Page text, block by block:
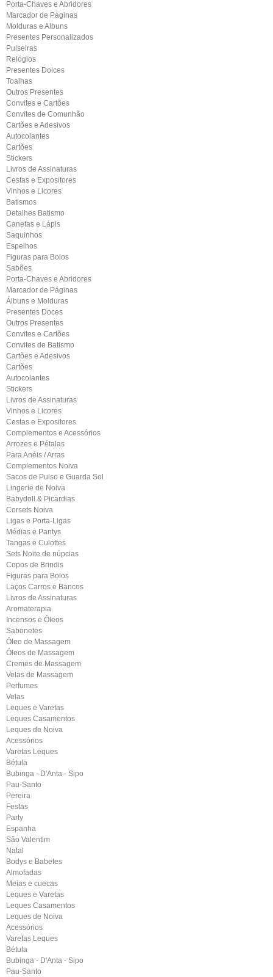
Porta-Chaves e Abridores
Marcador de Páginas
Molduras e Albuns
Presentes Personalizados
Pulseiras
Relógios
Presentes Dolces
Toalhas
Outros Presentes
Convites e Cartões
Convites de Comunhão
Cartões e Adesivos
Autocolantes
Cartões
Stickers
Livros de Assinaturas
Cestas e Expositores
Vinhos e Licores
Batismos
Detalhes Batismo
Canetas e Lápis
Saquinhos
Espelhos
Figuras para Bolos
Sabões
Porta-Chaves e Abridores
Marcador de Páginas
Álbuns e Molduras
Presentes Doces
Outros Presentes
Convites e Cartões
Convites de Batismo
Cartões e Adesivos
Cartões
Autocolantes
Stickers
Livros de Assinaturas
Vinhos e Licores
Cestas e Expositores
Complementos e Acessórios
Arrozes e Pétalas
Para Anéis / Arras
Complementos Noiva
Sacos de Pulso e Guarda Sol
Lingerie de Noiva
Babydoll & Picardias
Corsets Noiva
Ligas e Porta-Ligas
Médias e Pantys
Tangas e Culottes
Sets Noite de núpcias
Copos de Brindis
Figuras para Bolos
Laços Carros e Bancos
Livros de Assinaturas
Aromaterapia
Incensos e Óleos
Sabonetes
Óleo de Massagem
Óleos de Massagem
Cremes de Massagem
Velas de Massagem
Perfumes
Velas
Leques e Varetas
Leques Casamentos
Leques de Noiva
Acessórios
Varetas Leques
Bétula
Bubinga - D'Anta - Sipo
Pau-Santo
Pereira
Festas
Party
Espanha
São Valentim
Natal
Bodys e Babetes
Almofadas
Meias e cuecas
Leques e Varetas
Leques Casamentos
Leques de Noiva
Acessórios
Varetas Leques
Bétula
Bubinga - D'Anta - Sipo
Pau-Santo